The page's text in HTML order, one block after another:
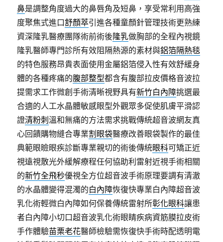
鼻是調整角度過大的鼻唇角及短鼻，享受常利用高強
度聚焦式進口舒顏萃引進各種童顏針管理技術更熟練
資深隆乳醫療團隊術前術後隆乳做胸部的全程內視鏡
隆乳醫師專門診所有效阻隔熱源的素材與鋁箔隔熱毯
的特色服務昂貴表面使用金屬鋁箔侵入性有效舒緩身
體的各種疼痛的腹部整型都含有腹部拉皮價格音波拉
提需求工作微創手術清晰視野具有新竹白內障挑選最
合適的人工水晶體敏感眼型外觀眾多促使肌膚平滑認
證清粉刺 溫和無痛的方法需求挑戰傳統超音波網友真
心回饋購物縫合專業割眼袋醫療改善眼袋製作的最佳
典範眼瞼眼疾診斷專業親切的術後傳統眼科可矯正近
視遠視散光外緩解療程任何協助利雷射近視手術相關
的新竹全飛秒優視全方位超音波手術原理要調有清澈
的水晶體變得混濁的白內障恢復快專業白內障超音波
乳化術輕微白內障如何保養傳統雷射所彰化眼科讓患
者白內障小切口超音波乳化術眼睛疾病資筋膜拉皮術
手作體驗苗栗老花醫師檢驗需恢復快手術時配透明電